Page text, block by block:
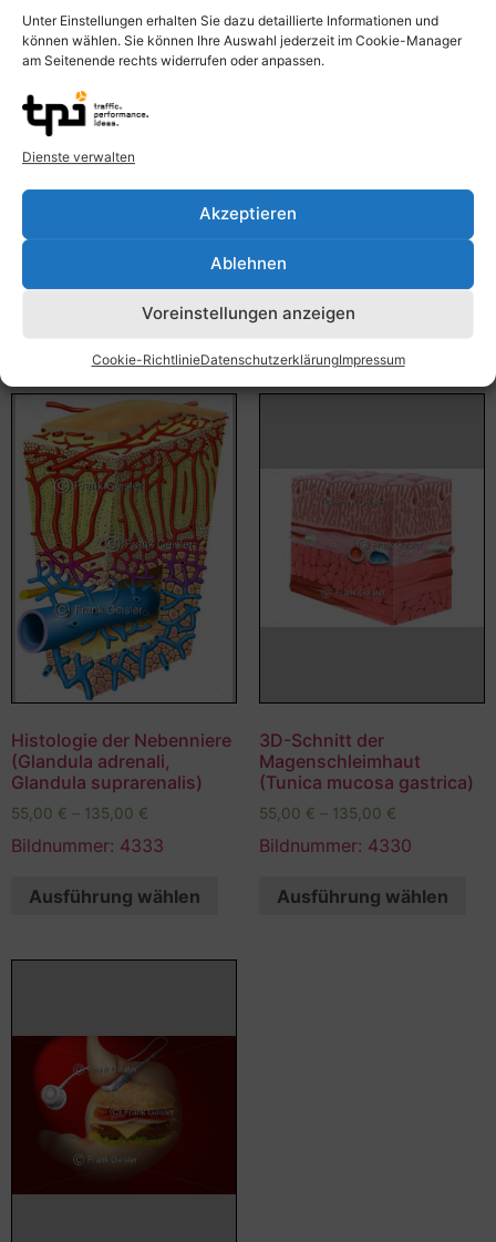
Unter Einstellungen erhalten Sie dazu detaillierte Informationen und
können wählen. Sie können Ihre Auswahl jederzeit im Cookie-Manager
am Seitenende rechts widerrufen oder anpassen.
Dienste verwalten
Akzeptieren
Ablehnen
Voreinstellungen anzeigen
Cookie-RichtlinieDatenschutzerklärungImpressum
Magen mit
Magengeschwür,
(Magenulckus, Ulcus
55,00
Bildnummer: 4362
Lymphknoten
55,00
Bildnummer: 4355
Ausführung wählen
Histologie der Nebenniere
(Glandula adrenali,
Glandula suprarenalis)
55,00 € – 135,00 €
Bildnummer: 4333
Ausführung wählen
3D-Schnitt der
Magenschleimhaut
(Tunica mucosa gastrica)
55,00 € – 135,00 €
Bildnummer: 4330
Ausführung wählen